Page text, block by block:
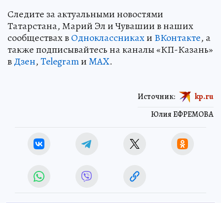
Следите за актуальными новостями
Татарстана, Марий Эл и Чувашии в наших
сообществах вОдноклассникахи ВКонтакте, а
также подписывайтесь на каналы «КП-Казань»
вДзен,TelegramиMAX.
Юлия ЕФРЕМОВА
Источник: kp.ru